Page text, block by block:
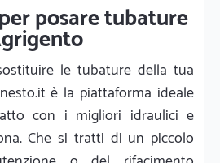
posare tubature
le tubature della tua
è la piattaforma ideale
con i migliori idraulici e
Che si tratti di un piccolo